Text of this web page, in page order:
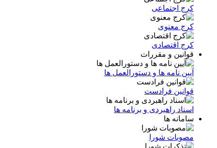
کرج اجتماعی
کرج معنوی
کرج اقتصادی
قوانین و مقررات
آیین نامه ها و دستورالعمل ها
قوانین فرادست
اسناد راهبردی و برنامه ها
سامانه ها
مصوبات شورا